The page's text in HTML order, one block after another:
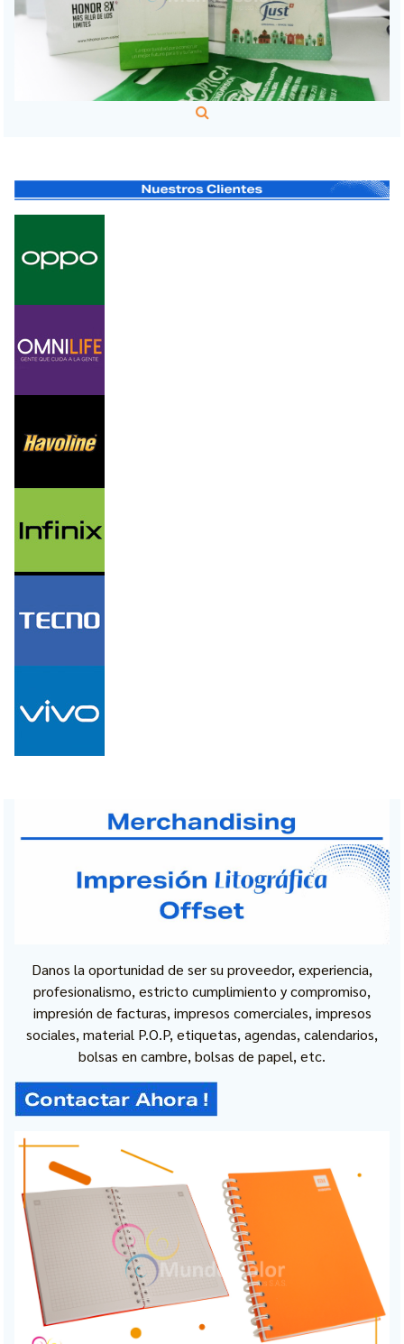
Danos la oportunidad de ser su proveedor, experiencia,
profesionalismo, estricto cumplimiento y compromiso,
impresión de facturas, impresos comerciales, impresos
sociales, material P.O.P, etiquetas, agendas, calendarios,
bolsas en cambre, bolsas de papel, etc.